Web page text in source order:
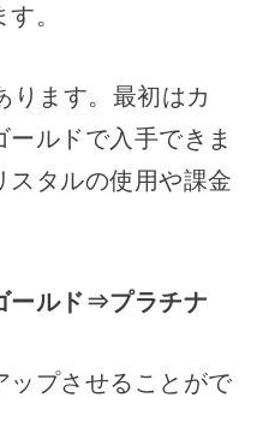
。
ります。最初はカ
ルドで入手できま
スタルの使用や課金
ルド⇒プラチナ
ップさせることがで